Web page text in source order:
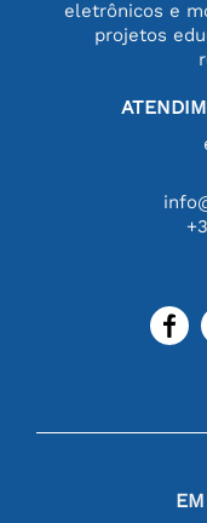
eletrônicos e
projetos